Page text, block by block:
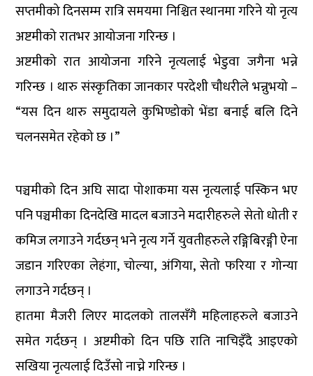
सप्तमीको दिनसम्म रात्रि समयमा निश्चित स्थानमा गरिने यो नृत्य
अष्टमीको रातभर आयोजना गरिन्छ ।
अष्टमीको रात आयोजना गरिने नृत्यलाई भेडुवा जगैना भन्ने
गरिन्छ । थारु संस्कृतिका जानकार परदेशी चौधरीले भन्नुभयो –
“यस दिन थारु समुदायले कुभिण्डोको भेंडा बनाई बलि दिने
चलनसमेत रहेको छ ।”
पञ्चमीको दिन अघि सादा पोशाकमा यस नृत्यलाई पस्किन भए
पनि पञ्चमीका दिनदेखि मादल बजाउने मदारीहरुले सेतो धोती र
कमिज लगाउने गर्दछन् भने नृत्य गर्ने युवतीहरुले रङ्गिबिरङ्गी ऐना
जडान गरिएका लेहंगा, चोल्या, अंगिया, सेतो फरिया र गोन्या
लगाउने गर्दछन् ।
हातमा मैजरी लिएर मादलको तालसँगै महिलाहरुले बजाउने
समेत गर्दछन् । अष्टमीको दिन पछि राति नाचिइँदै आइएको
सखिया नृत्यलाई दिउँसो नाच्ने गरिन्छ ।